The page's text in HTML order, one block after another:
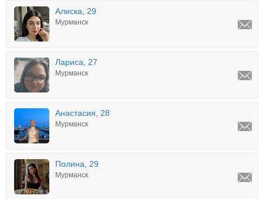
Алиска, 29
Мурманск
Лариса, 27
Мурманск
Анастасия, 28
Мурманск
Полина, 29
Мурманск